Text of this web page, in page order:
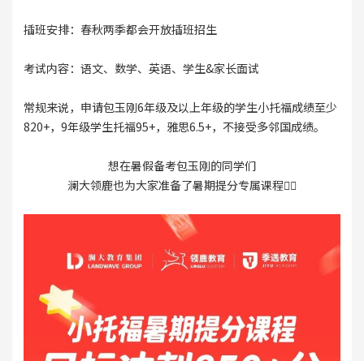
插班安排：春秋两季都会开放插班招生
考试内容：语文、数学、英语、学生&家长面试
常规来说，申请包玉刚6年级及以上年级的学生小托福成绩至少
820+，9年级学生托福95+，雅思6.5+，不接受多邻国成绩。
想在暑假备考包玉刚的同学们
澜大领鹿也为大家准备了暑期提分专属课程👇🏻